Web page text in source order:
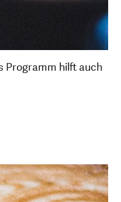
Programm hilft auch